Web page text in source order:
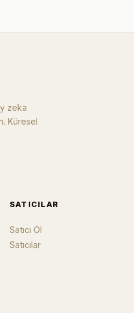
zeka
Küresel
SATICILAR
Satıcı Ol
Satıcılar